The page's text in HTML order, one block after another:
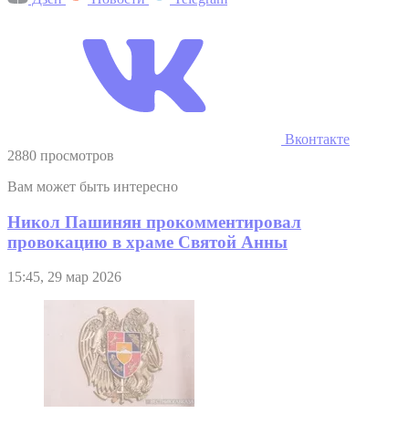
Вконтакте
2880 просмотров
Вам может быть интересно
Никол Пашинян прокомментировал
провокацию в храме Святой Анны
15:45, 29 мар 2026